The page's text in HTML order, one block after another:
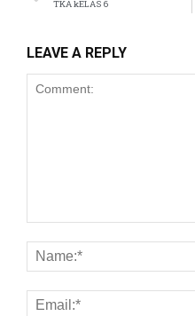
TKA kELAS 6
LEAVE A REPLY